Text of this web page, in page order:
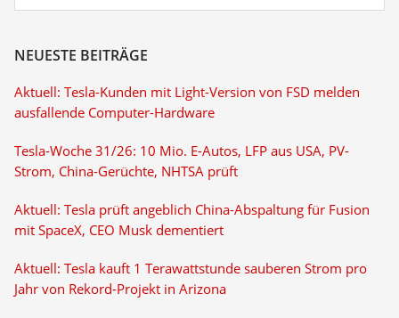
NEUESTE BEITRÄGE
Aktuell: Tesla-Kunden mit Light-Version von FSD melden
ausfallende Computer-Hardware
Tesla-Woche 31/26: 10 Mio. E-Autos, LFP aus USA, PV-
Strom, China-Gerüchte, NHTSA prüft
Aktuell: Tesla prüft angeblich China-Abspaltung für Fusion
mit SpaceX, CEO Musk dementiert
Aktuell: Tesla kauft 1 Terawattstunde sauberen Strom pro
Jahr von Rekord-Projekt in Arizona